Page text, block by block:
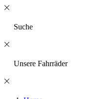
Suche
Unsere Fahrräder